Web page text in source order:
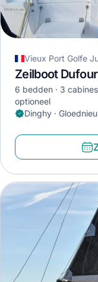
Vieux Port Golfe
Zeilboot
6 bedden 3 cabines
optioneel
Dinghy ·